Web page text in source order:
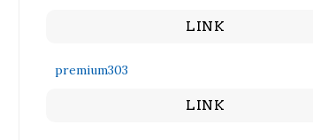
LINK
premium303
LINK